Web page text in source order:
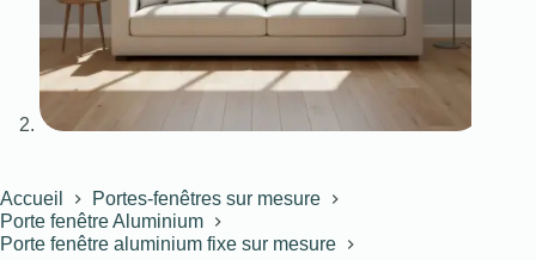
Accueil
Portes-fenêtres sur mesure
Porte fenêtre Aluminium
Porte fenêtre aluminium fixe sur mesure